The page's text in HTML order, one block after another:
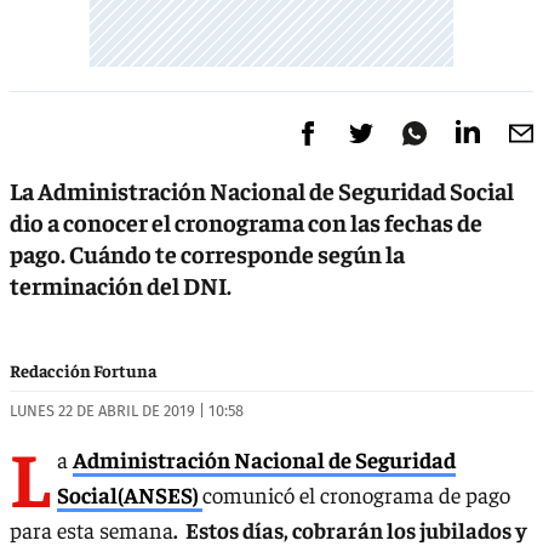
La Administración Nacional de Seguridad Social
dio a conocer el cronograma con las fechas de
pago. Cuándo te corresponde según la
terminación del DNI.
Redacción Fortuna
LUNES 22 DE ABRIL DE 2019 | 10:58
L a Administración Nacional de Seguridad
Social(ANSES)comunicó el cronograma de pago
para esta semana. Estos días, cobrarán los jubilados y